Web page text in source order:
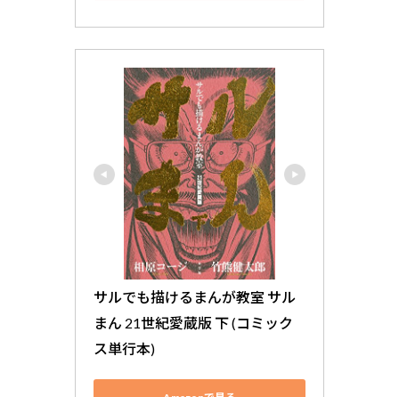
サルでも描けるまんが教室 サル
まん 21世紀愛蔵版 下 (コミック
ス単行本)